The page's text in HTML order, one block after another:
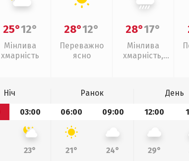
25°12°
Мінлива
хмарність
28°12°
Переважно
ясно
28°17°
Мінлива
хмарність,
Ніч Ранок День
03:00 06:00 09:00 12:00
23° 21° 24° 29°